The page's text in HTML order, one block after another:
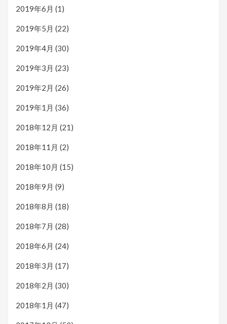
2019年6月 (1)
2019年5月 (22)
2019年4月 (30)
2019年3月 (23)
2019年2月 (26)
2019年1月 (36)
2018年12月 (21)
2018年11月 (2)
2018年10月 (15)
2018年9月 (9)
2018年8月 (18)
2018年7月 (28)
2018年6月 (24)
2018年3月 (17)
2018年2月 (30)
2018年1月 (47)